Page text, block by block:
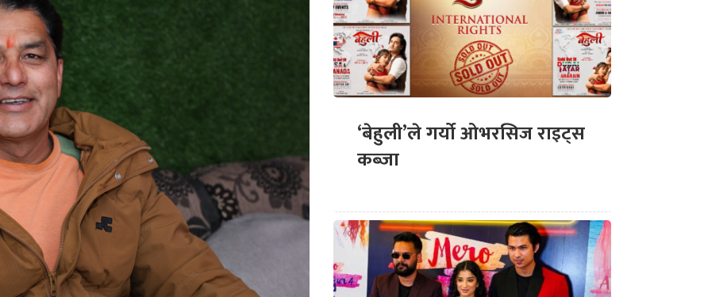
‘बेहुली’ले गर्यो ओभरसिज राइट्स
कब्जा